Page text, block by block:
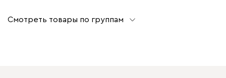
Смотреть товары по группам